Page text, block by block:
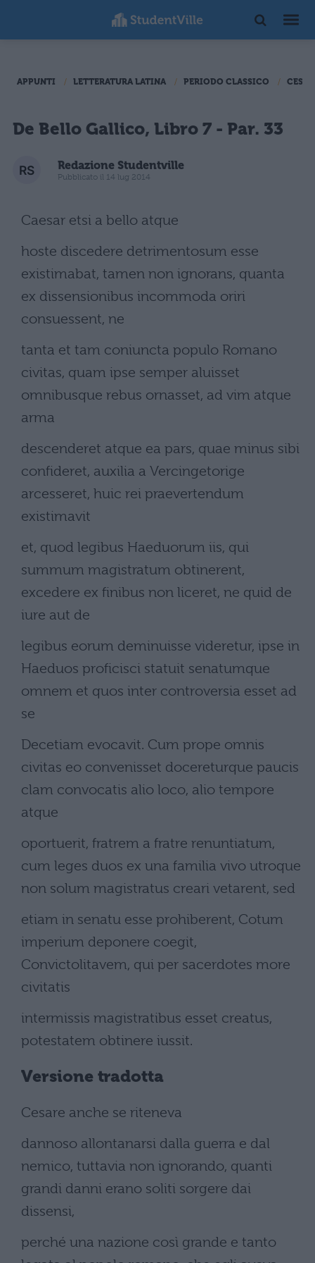
APPUNTI LETTERATURA LATINA PERIODO CLASSICO
De Bello Gallico, Libro 7 - Par. 33
Redazione Studentville
Pubblicato il 14 lug 2014
Caesar etsi a bello atque
hoste discedere detrimentosum esse
existimabat, tamen non ignorans, quanta
ex dissensionibus incommoda oriri
consuessent, ne
tanta et tam coniuncta populo Romano
civitas, quam ipse semper aluisset
omnibusque rebus ornasset, ad vim atque
arma
descenderet atque ea pars, quae minus sibi
confideret, auxilia a Vercingetorige
arcesseret, huic rei praevertendum
existimavit
et, quod legibus Haeduorum iis, qui
summum magistratum obtinerent,
excedere ex finibus non liceret, ne quid de
iure aut de
legibus eorum deminuisse videretur, ipse in
Haeduos proficisci statuit senatumque
omnem et quos inter controversia esset ad
se
Decetiam evocavit. Cum prope omnis
civitas eo convenisset docereturque paucis
clam convocatis alio loco, alio tempore
atque
oportuerit, fratrem a fratre renuntiatum,
cum leges duos ex una familia vivo utroque
non solum magistratus creari vetarent, sed
etiam in senatu esse prohiberent, Cotum
imperium deponere coegit,
Convictolitavem, qui per sacerdotes more
civitatis
intermissis magistratibus esset creatus,
potestatem obtinere iussit.
Versione tradotta
Cesare anche se riteneva
dannoso allontanarsi dalla guerra e dal
nemico, tuttavia non ignorando, quanti
grandi danni erano soliti sorgere dai
dissensi,
perché una nazione così grande e tanto